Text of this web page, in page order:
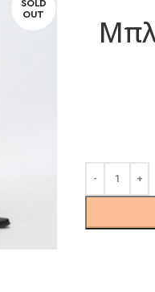
SOLD
OUT